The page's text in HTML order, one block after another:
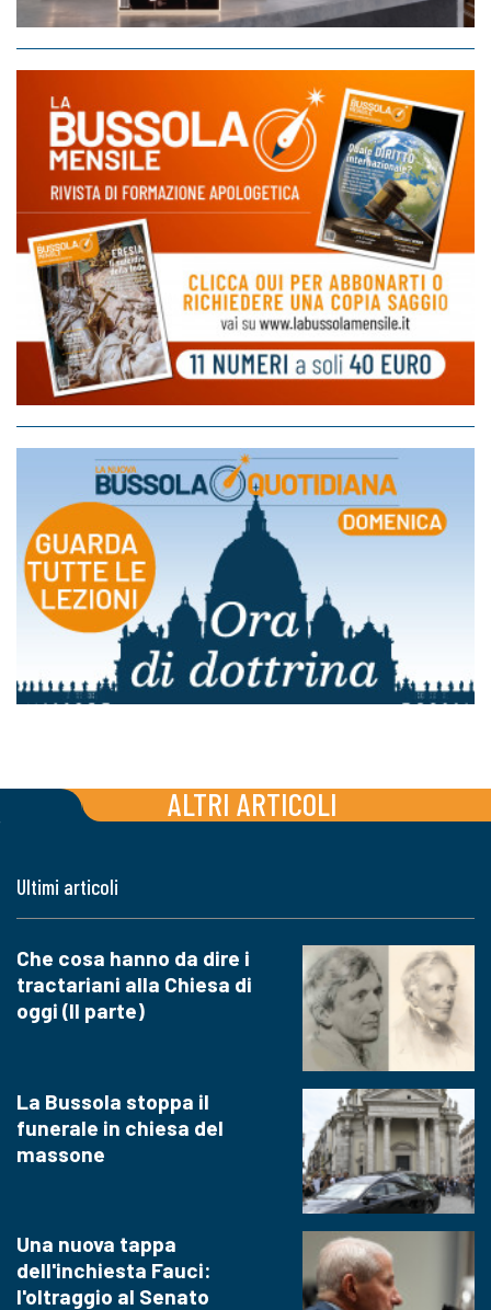
ALTRI ARTICOLI
Ultimi articoli
Che cosa hanno da dire i
tractariani alla Chiesa di
oggi (II parte)
La Bussola stoppa il
funerale in chiesa del
massone
Una nuova tappa
dell'inchiesta Fauci:
l'oltraggio al Senato